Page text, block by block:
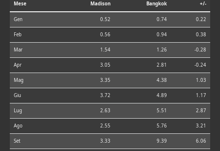
Mese Madison Bangkok +/-
Gen 0.52 0.74 0.22
Feb 0.56 0.94 0.38
Mar 1.54 1.26 -0.28
Apr 3.05 2.81 -0.24
Mag 3.35 4.38 1.03
Giu 3.72 4.89 1.17
Lug 2.63 5.51 2.87
Ago 2.55 5.76 3.21
Set 3.33 9.39 6.06